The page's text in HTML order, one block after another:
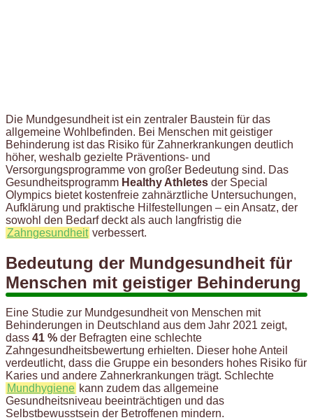
Die Mundgesundheit ist ein zentraler Baustein für das
allgemeine Wohlbefinden. Bei Menschen mit geistiger
Behinderung ist das Risiko für Zahnerkrankungen deutlich
höher, weshalb gezielte Präventions- und
Versorgungsprogramme von großer Bedeutung sind. Das
Gesundheitsprogramm Healthy Athletes der Special
Olympics bietet kostenfreie zahnärztliche Untersuchungen,
Aufklärung und praktische Hilfestellungen – ein Ansatz, der
sowohl den Bedarf deckt als auch langfristig die
Zahngesundheit verbessert.
Bedeutung der Mundgesundheit für
Menschen mit geistiger Behinderung
Eine Studie zur Mundgesundheit von Menschen mit
Behinderungen in Deutschland aus dem Jahr 2021 zeigt,
dass 41 % der Befragten eine schlechte
Zahngesundheitsbewertung erhielten. Dieser hohe Anteil
verdeutlicht, dass die Gruppe ein besonders hohes Risiko für
Karies und andere Zahnerkrankungen trägt. Schlechte
Mundhygiene kann zudem das allgemeine
Gesundheitsniveau beeinträchtigen und das
Selbstbewusstsein der Betroffenen mindern.